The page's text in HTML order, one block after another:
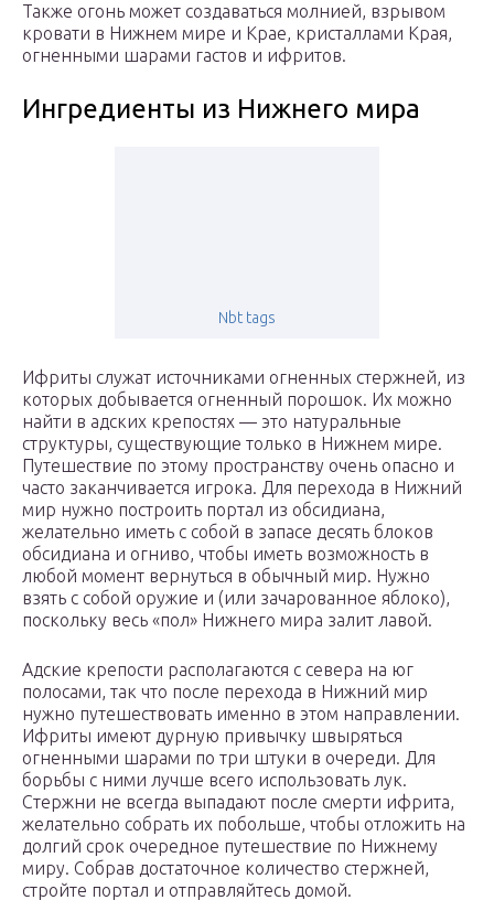
Также огонь может создаваться молнией, взрывом
кровати в Нижнем мире и Крае, кристаллами Края,
огненными шарами гастов и ифритов.
Ингредиенты из Нижнего мира
Nbt tags
Ифриты служат источниками огненных стержней, из
которых добывается огненный порошок. Их можно
найти в адских крепостях — это натуральные
структуры, существующие только в Нижнем мире.
Путешествие по этому пространству очень опасно и
часто заканчивается игрока. Для перехода в Нижний
мир нужно построить портал из обсидиана,
желательно иметь с собой в запасе десять блоков
обсидиана и огниво, чтобы иметь возможность в
любой момент вернуться в обычный мир. Нужно
взять с собой оружие и (или зачарованное яблоко),
поскольку весь «пол» Нижнего мира залит лавой.
Адские крепости располагаются с севера на юг
полосами, так что после перехода в Нижний мир
нужно путешествовать именно в этом направлении.
Ифриты имеют дурную привычку швыряться
огненными шарами по три штуки в очереди. Для
борьбы с ними лучше всего использовать лук.
Стержни не всегда выпадают после смерти ифрита,
желательно собрать их побольше, чтобы отложить на
долгий срок очередное путешествие по Нижнему
миру. Собрав достаточное количество стержней,
стройте портал и отправляйтесь домой.